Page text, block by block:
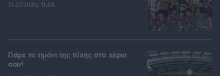
31.07.2026, 11:04
Πάρε το τιμόνι της τύχης στα χέρια
σου!